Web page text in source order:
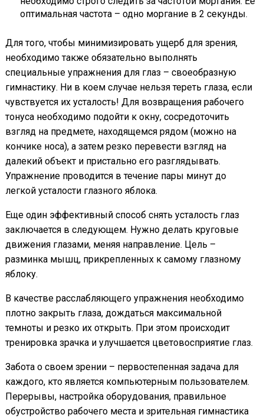
оптимальная частота – одно моргание в 2 секунды.
Для того, чтобы минимизировать ущерб для зрения,
необходимо также обязательно выполнять
специальные упражнения для глаз – своеобразную
гимнастику. Ни в коем случае нельзя тереть глаза, если
чувствуется их усталость! Для возвращения рабочего
тонуса необходимо подойти к окну, сосредоточить
взгляд на предмете, находящемся рядом (можно на
кончике носа), а затем резко перевести взгляд на
далекий объект и пристально его разглядывать.
Упражнение проводится в течение пары минут до
легкой усталости глазного яблока.
Еще один эффективный способ снять усталость глаз
заключается в следующем. Нужно делать круговые
движения глазами, меняя направление. Цель –
разминка мышц, прикрепленных к самому глазному
яблоку.
В качестве расслабляющего упражнения необходимо
плотно закрыть глаза, дождаться максимальной
темноты и резко их открыть. При этом происходит
тренировка зрачка и улучшается цветовосприятие глаз.
Забота о своем зрении – первостепенная задача для
каждого, кто является компьютерным пользователем.
Перерывы, настройка оборудования, правильное
обустройство рабочего места и зрительная гимнастика